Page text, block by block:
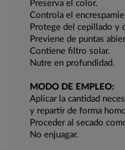
Preserva el color.
Controla el
Protege del cepillado y
Previene de puntas
Contiene filtro solar.
Nutre en profundidad.
MODO DE EMPLEO:
Aplicar la cantidad
y repartir de forma
Proceder al secado
No enjuagar.